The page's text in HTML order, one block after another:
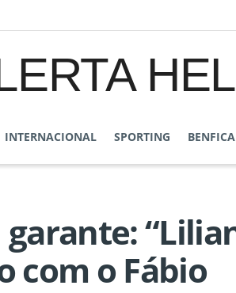
INTERNACIONAL SPORTING BENFICA
garante:
com o Fábio